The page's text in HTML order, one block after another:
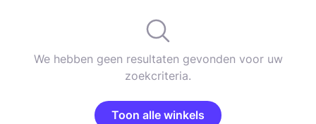
We hebben geen resultaten gevonden voor uw
zoekcriteria.
Toon alle winkels